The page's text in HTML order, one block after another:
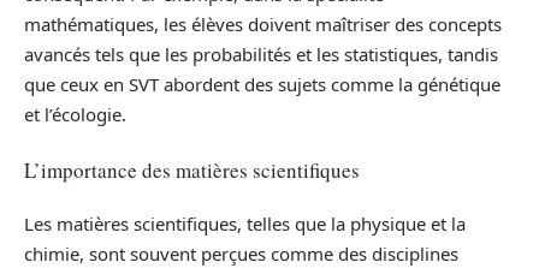
mathématiques, les élèves doivent maîtriser des concepts
avancés tels que les probabilités et les statistiques, tandis
que ceux en SVT abordent des sujets comme la génétique
et l’écologie.
L’importance des matières scientifiques
Les matières scientifiques, telles que la physique et la
chimie, sont souvent perçues comme des disciplines